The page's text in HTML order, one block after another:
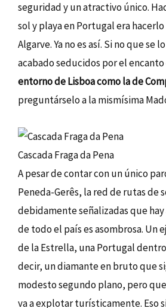
seguridad y un atractivo único.
sol y playa en Portugal era
Algarve. Ya no es así. Si no que se
acabado seducidos por el encanto
entorno de Lisboa como la de
preguntárselo a la mismísima
Cascada Fraga da Pena
A pesar de contar con un único
Peneda-Gerês, la red de rutas de
debidamente señalizadas que hay
de todo el país es asombrosa. Un
de la Estrella, una Portugal
decir, un diamante en bruto que
modesto segundo plano, pero
va a explotar turísticamente. Eso